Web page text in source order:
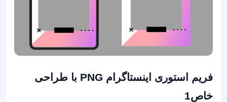
فریم استوری اینستاگرام PNG با طراحی
خاص1